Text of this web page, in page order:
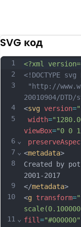
SVG код
1
2
3
4
5
6
7
8
9
10
11
⌄
⌄
⌄
<?xml
<!DOCTYPE
"http://
20010904/
<svg version=
width=
viewBox="0 0
<metadata>
Created by
2001-2017
</metadata>
<g transform=
fill="#000000"